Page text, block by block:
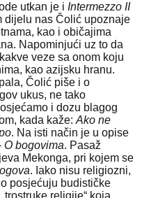
utkan je i Intermezzo II
dijelu nas Čolić upoznaje
kao i običajima
Napominjući uz to da
veze sa onom koju
kao azijsku hranu.
Čolić piše i o
ukus, ne tako
i dozu blagog
kada kaže: Ako ne
. Na isti način je u opise
O bogovima. Pasaž
Mekonga, pri kojem se
. Iako nisu religiozni,
posjećuju budističke